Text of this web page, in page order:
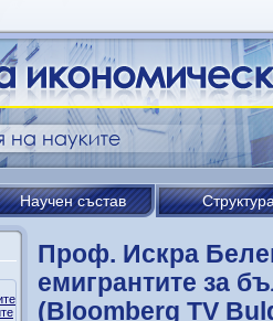
Научен състав
Проф. Искра
емигрантите за
(Bloomberg TV